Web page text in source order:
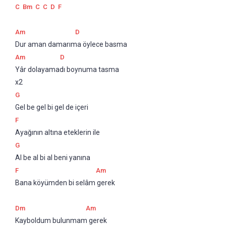
C Bm C C D F
Am D
Dur aman damarıma öylece basma
Am D
Yâr dolayamadı boynuma tasma
x2
G
Gel be gel bi gel de içeri
F
Ayağının altına eteklerin ile
G
Al be al bi al beni yanına
F Am
Bana köyümden bi selâm gerek
Dm Am
Kayboldum bulunmam gerek